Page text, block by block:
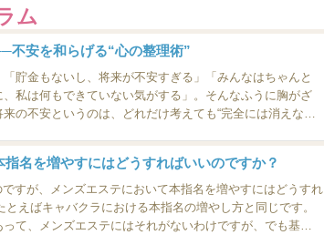
ム
不安を和らげる“心の整理術”
「貯金もないし、将来が不安すぎる」「みんなはちゃんと
私は何もできていない気がする」。そんなふうに胸がざ
の不安というのは、どれだけ考えても“完全には消えな
とは「未来を想像する力」の副産物だからです。 でも、消
名を増やすにはどうすればいいのですか？
すが、メンズエステにおいて本指名を増やすにはどうすれ
て、メンズエステにはそれがないわけですが、でも基本